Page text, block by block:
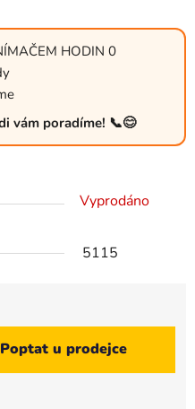
HODIN 0
vám poradíme! 📞😊
Vyprodáno
5115
Poptat u prodejce